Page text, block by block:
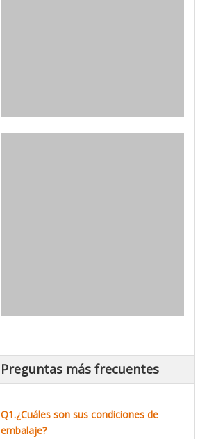
Preguntas más frecuentes
Q1.¿Cuáles son sus condiciones de
embalaje?